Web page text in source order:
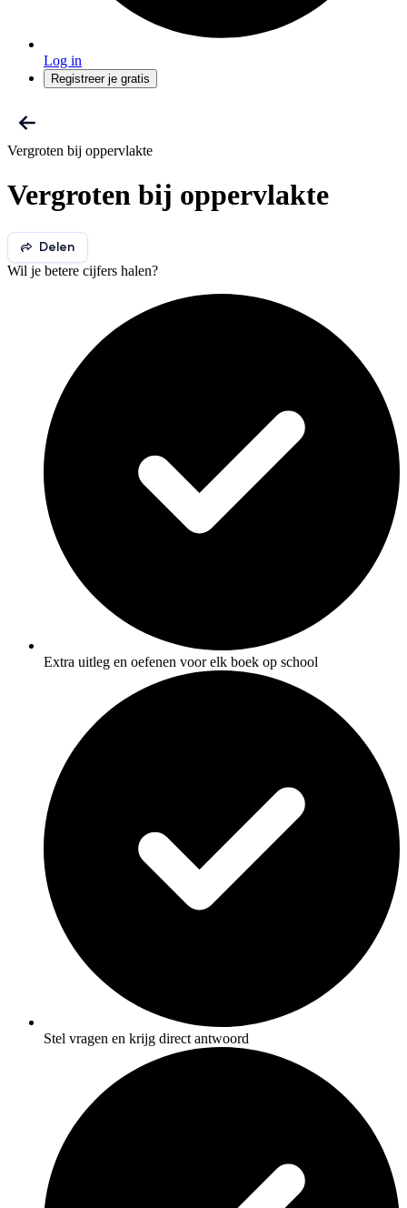
Log in
Registreer je gratis
Vergroten bij oppervlakte
Vergroten bij oppervlakte
Delen
Wil je betere cijfers halen?
Extra uitleg en oefenen voor elk boek op school
Stel vragen en krijg direct antwoord